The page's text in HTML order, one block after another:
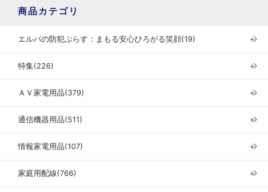
商品カテゴリ
エルパの防犯ぷらす：まもる安心ひろがる笑顔(19) ＋
特集(226) ＋
ＡＶ家電用品(379) ＋
通信機器用品(511) ＋
情報家電用品(107) ＋
家庭用配線(766) ＋